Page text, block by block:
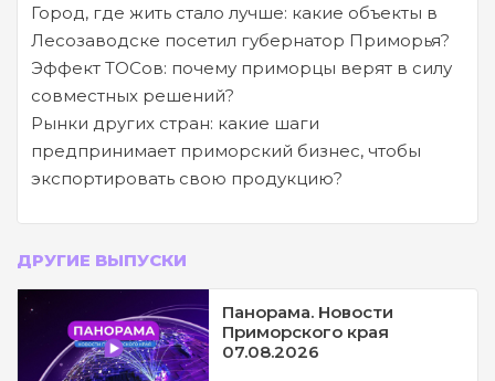
Город, где жить стало лучше: какие объекты в
Лесозаводске посетил губернатор Приморья?
Эффект ТОСов: почему приморцы верят в силу
совместных решений?
Рынки других стран: какие шаги
предпринимает приморский бизнес, чтобы
экспортировать свою продукцию?
ДРУГИЕ ВЫПУСКИ
Панорама. Новости
Приморского края
07.08.2026